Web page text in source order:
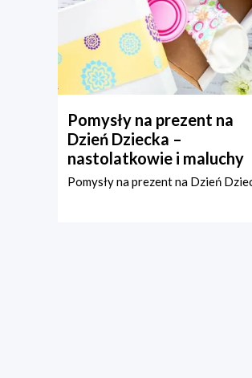
Pomysły na prezent na
Dzień Dziecka –
nastolatkowie i maluchy
Pomysły na prezent na Dzień